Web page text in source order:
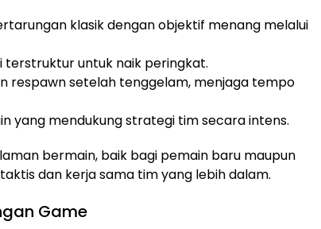
klasik dengan objektif menang melalui
terstruktur untuk naik peringkat.
respawn setelah tenggelam, menjaga tempo
yang mendukung strategi tim secara intens.
bermain, baik bagi pemain baru maupun
dan kerja sama tim yang lebih dalam.
Game